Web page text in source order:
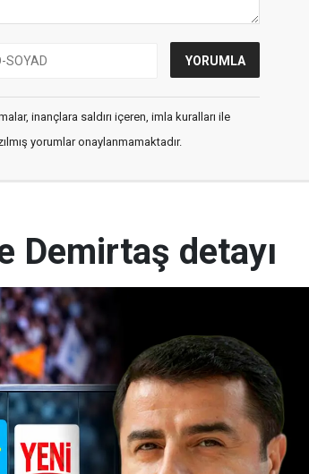
inançlara saldırı içeren, imla kuralları ile
yorumlar onaylanmamaktadır.
Demirtaş detayı